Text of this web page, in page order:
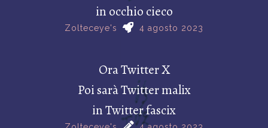
in occhio cieco
Zolteceye's 4 agosto 2023
Ora Twitter X
Poi sarà Twitter malix
in Twitter fascix